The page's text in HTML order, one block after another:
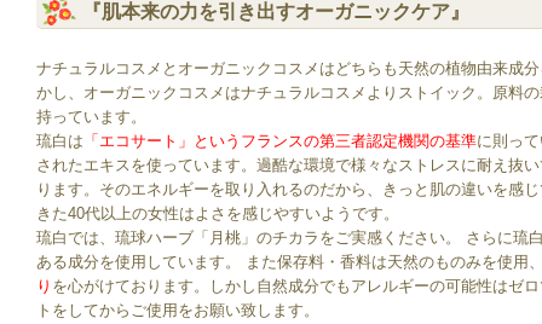
『肌本来の力を引き出すオーガニックケア』
ナチュラルコスメとオーガニックコスメはどちらも天然の植物由来成
かし、オーガニックコスメはナチュラルコスメよりストイック。原料
持っています。
琉白は 「エコサート」というフランスの第三者認定機関の基準に則っ
されたエキスを使っています。過酷な環境で様々なストレスに耐え抜
ります。そのエネルギーを取り入れるのだから、きっと肌の違いを感
きた40代以上の女性はよさを感じやすいようです。
琉白では、琉球ハーブ「月桃」のチカラをご実感ください。 さらに琉
ある成分を使用しています。 また保存料・香料は天然のものみを使用
り を心がけております。しかし自然成分でもアレルギーの可能性はゼ
トをしてからご使用をお願い致します。